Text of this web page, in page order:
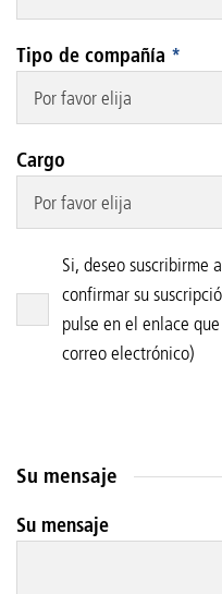
Tipo de compañía *
Por favor elija
Cargo
Por favor elija
Si, deseo suscribirme
confirmar su suscripción
pulse en el enlace
correo electrónico)
Su mensaje
Su mensaje